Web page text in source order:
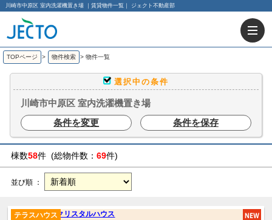
川崎市中原区 室内洗濯機置き場 ｜賃貸物件一覧｜ ジェクト不動産部
TOPページ > 物件検索 > 物件一覧
選択中の条件
川崎市中原区 室内洗濯機置き場
条件を変更
条件を保存
棟数58件 (総物件数： 69件)
並び順 ：
クリスタルハウス
テラスハウス